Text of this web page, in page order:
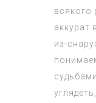
всякого
аккурат
из-